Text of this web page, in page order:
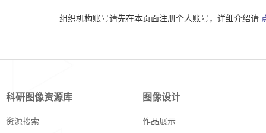
组织机构账号请先在本页面注册个人账号，详细介绍请
科研图像资源库
资源搜索
图像设计
作品展示